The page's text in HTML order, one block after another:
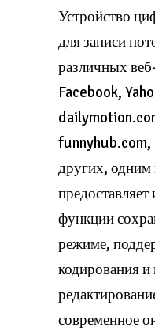
Устройство
для записи
различных
Facebook,
других,
функции
режиме,
кодирования и
современное